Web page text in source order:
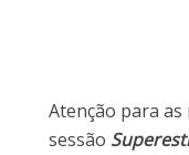
Atenção para
sessão